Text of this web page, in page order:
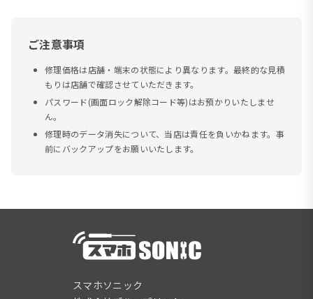
ご注意事項
修理価格は店舗・端末の状態により異なります。最終的な見積
もりは店舗で確認させていただきます。
パスワード(画面ロック解除コード等)はお預かりいたしませ
ん。
修理時のデータ消失について、当店は責任を負いかねます。事
前にバックアップをお願いいたします。
スマホソニック